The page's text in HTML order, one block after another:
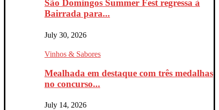
São Domingos Summer Fest regressa à
Bairrada para...
July 30, 2026
Vinhos & Sabores
Mealhada em destaque com três medalhas
no concurso...
July 14, 2026